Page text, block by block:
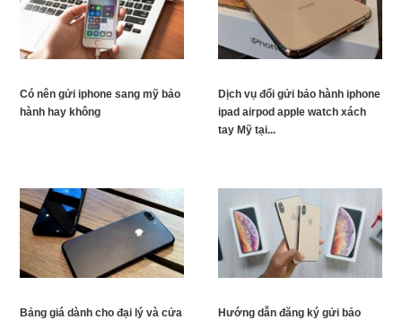
Có nên gửi iphone sang mỹ bảo
hành hay không
Dịch vụ đổi gửi bảo hành iphone
ipad airpod apple watch xách
tay Mỹ tại...
Bảng giá dành cho đại lý và cửa
Hướng dẫn đăng ký gửi bảo